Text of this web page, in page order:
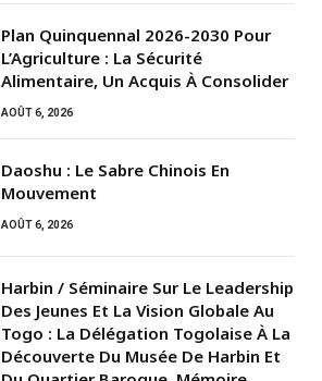
Plan Quinquennal 2026-2030 Pour
L’Agriculture : La Sécurité
Alimentaire, Un Acquis À Consolider
AOÛT 6, 2026
Daoshu : Le Sabre Chinois En
Mouvement
AOÛT 6, 2026
Harbin / Séminaire Sur Le Leadership
Des Jeunes Et La Vision Globale Au
Togo : La Délégation Togolaise À La
Découverte Du Musée De Harbin Et